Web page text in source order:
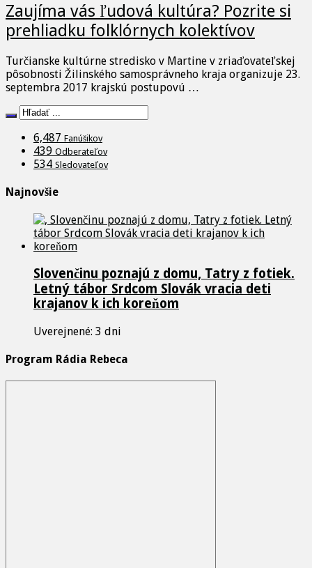
Zaujíma vás ľudová kultúra? Pozrite si
prehliadku folklórnych kolektívov
Turčianske kultúrne stredisko v Martine v zriaďovateľskej
pôsobnosti Žilinského samosprávneho kraja organizuje 23.
septembra 2017 krajskú postupovú …
6,487 Fanúšikov
439 Odberateľov
534 Sledovateľov
Najnovšie
Slovenčinu poznajú z domu, Tatry z fotiek.
Letný tábor Srdcom Slovák vracia deti
krajanov k ich koreňom
Uverejnené: 3 dni
Program Rádia Rebeca